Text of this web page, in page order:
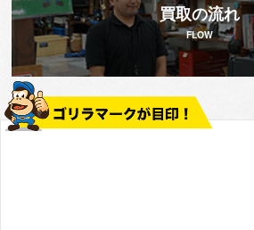
買取の流れ
FLOW